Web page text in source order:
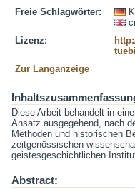
Freie Schlagwörter:
Lizenz:
Zur Langanzeige
Diese Arbeit behandelt in
Ansatz ausgegehend, nach
Methoden und historischen
zeitgenössischen
geistesgeschichtlichen
Abstract: